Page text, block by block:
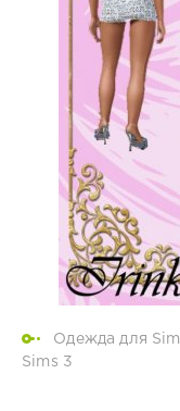
Одежда для
Sims 3